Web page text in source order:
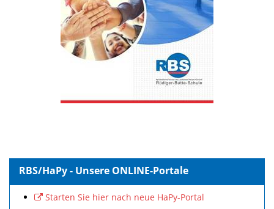
RBS/HaPy - Unsere ONLINE-Portale
Starten Sie hier nach neue HaPy-Portal